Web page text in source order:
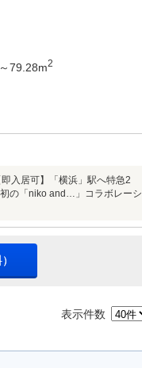
～79.28m2
入居可】「横浜」駅へ特急2
の「niko and…」コラボレーシ
表示件数